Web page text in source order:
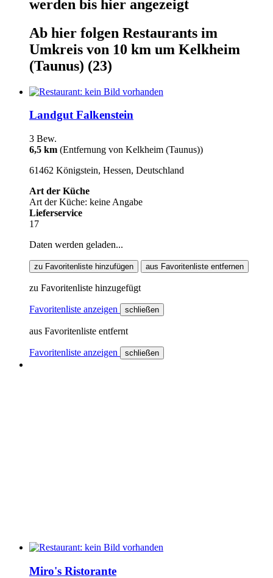
werden bis hier angezeigt
Ab hier folgen Restaurants im
Umkreis von 10 km um Kelkheim
(Taunus) (23)
Landgut Falkenstein
3 Bew.
6,5 km (Entfernung von Kelkheim (Taunus))
61462 Königstein, Hessen, Deutschland
Art der Küche
Art der Küche: keine Angabe
Lieferservice
17
Daten werden geladen...
zu Favoritenliste hinzufügen aus Favoritenliste entfernen
zu Favoritenliste hinzugefügt
Favoritenliste anzeigen schließen
aus Favoritenliste entfernt
Favoritenliste anzeigen schließen
Miro's Ristorante